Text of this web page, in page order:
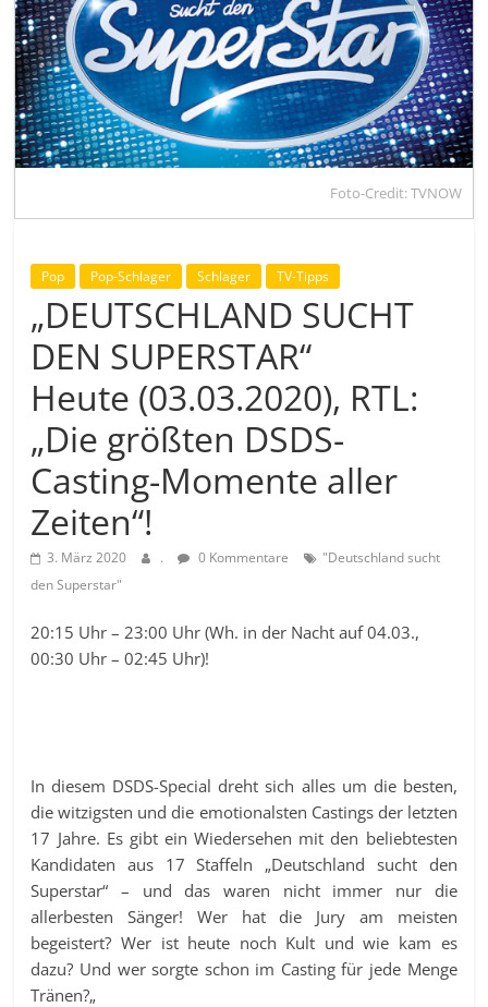
Foto-Credit: TVNOW
Pop Pop-Schlager Schlager TV-Tipps
„DEUTSCHLAND SUCHT
DEN SUPERSTAR“
Heute (03.03.2020), RTL:
„Die größten DSDS-
Casting-Momente aller
Zeiten“!
3. März 2020 . 0 Kommentare
"Deutschland sucht
den Superstar"
20:15 Uhr – 23:00 Uhr (Wh. in der Nacht auf 04.03.,
00:30 Uhr – 02:45 Uhr)!
In diesem DSDS-Special dreht sich alles um die besten,
die witzigsten und die emotionalsten Castings der letzten
17 Jahre. Es gibt ein Wiedersehen mit den beliebtesten
Kandidaten aus 17 Staffeln „Deutschland sucht den
Superstar“ – und das waren nicht immer nur die
allerbesten Sänger! Wer hat die Jury am meisten
begeistert? Wer ist heute noch Kult und wie kam es
dazu? Und wer sorgte schon im Casting für jede Menge
Tränen?„